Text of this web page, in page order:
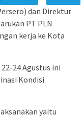
dan Direktur
PT PLN
kerja ke Kota
24 Agustus ini
Kondisi
yaitu